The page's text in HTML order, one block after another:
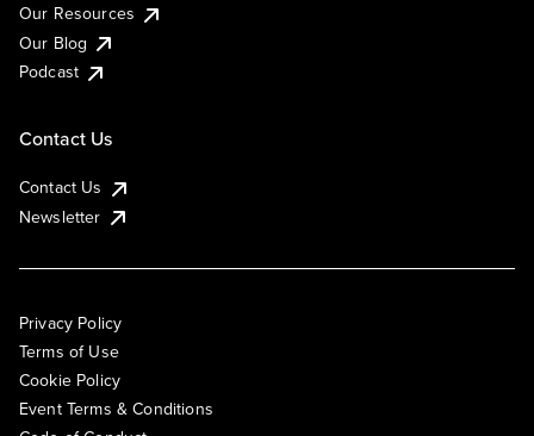
Our Resources
Our Blog
Podcast
Contact Us
Contact Us
Newsletter
Privacy Policy
Terms of Use
Cookie Policy
Event Terms & Conditions